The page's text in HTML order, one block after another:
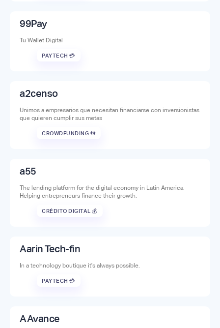
99Pay
Tu Wallet Digital
PAYTECH 💳
a2censo
Unimos a empresarios que necesitan financiarse con inversionistas
que quieren cumplir sus metas
CROWDFUNDING 👫
a55
The lending platform for the digital economy in Latin America.
Helping entrepreneurs finance their growth.
CRÉDITO DIGITAL 💰
Aarin Tech-fin
In a technology boutique it's always possible.
PAYTECH 💳
AAvance